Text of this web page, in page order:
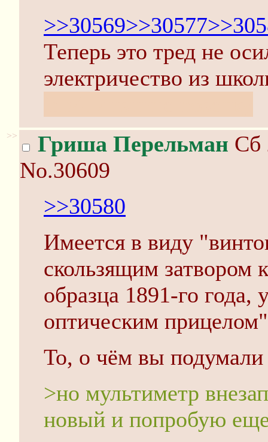
>>30569>>30577
Теперь это тред не
электричество из
>> Гриша Перельман Сб
No.30609
>>30580
Имеется в виду
скользящим затвором
образца 1891-го года,
оптическим
То, о чём вы
>но мультиметр
новый и попробую